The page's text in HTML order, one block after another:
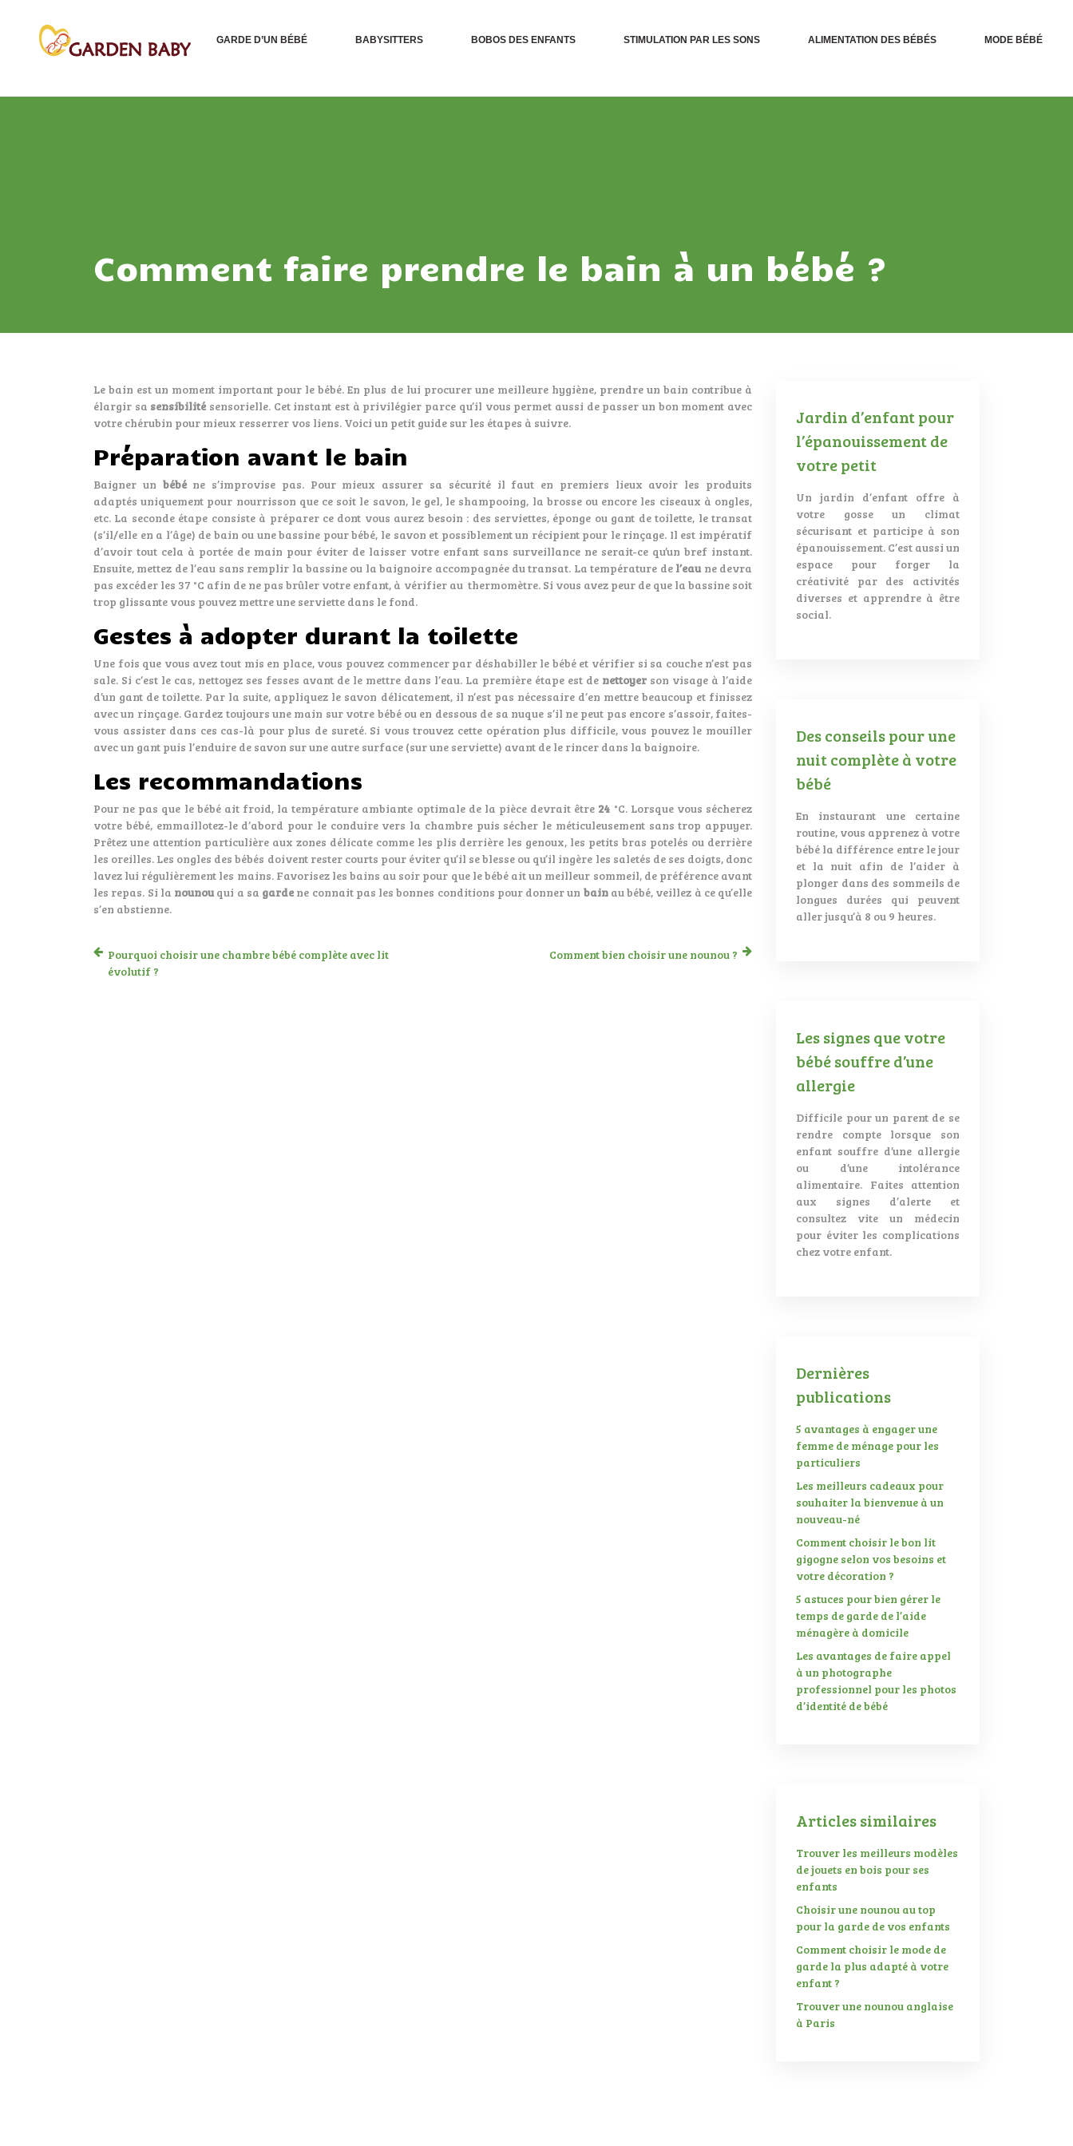
GARDE D’UN BÉBÉ BABYSITTERS BOBOS DES ENFANTS STIMULATION PAR LES SONS ALIMENTATION DES BÉBÉS MODE BÉBÉ
Comment faire prendre le bain à un bébé ?
Le bain est un moment important pour le bébé. En plus de lui procurer une meilleure hygiène, prendre un bain contribue à
élargir sa sensibilitésensorielle. Cet instant est à privilégier parce qu’il vous permet aussi de passer un bon moment avec
votre chérubin pour mieux resserrer vos liens. Voici un petit guide sur les étapes à suivre.
Préparation avant le bain
Baigner un bébéne s’improvise pas. Pour mieux assurer sa sécurité il faut en premiers lieux avoir les produits
adaptés uniquement pour nourrisson que ce soit le savon, le gel, le shampooing, la brosse ou encore les ciseaux à ongles,
etc. La seconde étape consiste à préparer ce dont vous aurez besoin : des serviettes, éponge ou gant de toilette, le transat
(s’il/elle en a l’âge) de bain ou une bassine pour bébé, le savon et possiblement un récipient pour le rinçage. Il est impératif
d’avoir tout cela à portée de main pour éviter de laisser votre enfant sans surveillance ne serait-ce qu’un bref instant.
Ensuite, mettez de l’eau sans remplir la bassine ou la baignoire accompagnée du transat. La température de l’eau ne devra
pas excéder les 37 °C afin de ne pas brûler votre enfant, à vérifier au thermomètre. Si vous avez peur de que la bassine soit
trop glissante vous pouvez mettre une serviette dans le fond.
Gestes à adopter durant la toilette
Une fois que vous avez tout mis en place, vous pouvez commencer par déshabiller le bébé et vérifier si sa couche n’est pas
sale. Si c’est le cas, nettoyez ses fesses avant de le mettre dans l’eau. La première étape est de nettoyer son visage à l’aide
d’un gant de toilette. Par la suite, appliquez le savon délicatement, il n’est pas nécessaire d’en mettre beaucoup et finissez
avec un rinçage. Gardez toujours une main sur votre bébé ou en dessous de sa nuque s’il ne peut pas encore s’assoir, faites-
vous assister dans ces cas-là pour plus de sureté. Si vous trouvez cette opération plus difficile, vous pouvez le mouiller
avec un gant puis l’enduire de savon sur une autre surface (sur une serviette) avant de le rincer dans la baignoire.
Les recommandations
Pour ne pas que le bébé ait froid, la température ambiante optimale de la pièce devrait être 24 °C. Lorsque vous sécherez
votre bébé, emmaillotez-le d’abord pour le conduire vers la chambre puis sécher le méticuleusement sans trop appuyer.
Prêtez une attention particulière aux zones délicate comme les plis derrière les genoux, les petits bras potelés ou derrière
les oreilles. Les ongles des bébés doivent rester courts pour éviter qu’il se blesse ou qu’il ingère les saletés de ses doigts, donc
lavez lui régulièrement les mains. Favorisez les bains au soir pour que le bébé ait un meilleur sommeil, de préférence avant
les repas. Si la nounou qui a sa gardene connait pas les bonnes conditions pour donner un bainau bébé, veillez à ce qu’elle
s’en abstienne.
Pourquoi choisir une chambre bébé complète avec lit
évolutif ?
Comment bien choisir une nounou ?
Jardin d’enfant pour
l’épanouissement de
votre petit
Un jardin d’enfant offre à
votre gosse un climat
sécurisant et participe à son
épanouissement. C’est aussi un
espace pour forger la
créativité par des activités
diverses et apprendre à être
social.
Des conseils pour une
nuit complète à votre
bébé
En instaurant une certaine
routine, vous apprenez à votre
bébé la différence entre le jour
et la nuit afin de l’aider à
plonger dans des sommeils de
longues durées qui peuvent
aller jusqu’à 8 ou 9 heures.
Les signes que votre
bébé souffre d’une
allergie
Difficile pour un parent de se
rendre compte lorsque son
enfant souffre d’une allergie
ou d’une intolérance
alimentaire. Faites attention
aux signes d’alerte et
consultez vite un médecin
pour éviter les complications
chez votre enfant.
Dernières
publications
5 avantages à engager une
femme de ménage pour les
particuliers
Les meilleurs cadeaux pour
souhaiter la bienvenue à un
nouveau-né
Comment choisir le bon lit
gigogne selon vos besoins et
votre décoration ?
5 astuces pour bien gérer le
temps de garde de l’aide
ménagère à domicile
Les avantages de faire appel
à un photographe
professionnel pour les photos
d’identité de bébé
Articles similaires
Trouver les meilleurs modèles
de jouets en bois pour ses
enfants
Choisir une nounou au top
pour la garde de vos enfants
Comment choisir le mode de
garde la plus adapté à votre
enfant ?
Trouver une nounou anglaise
à Paris